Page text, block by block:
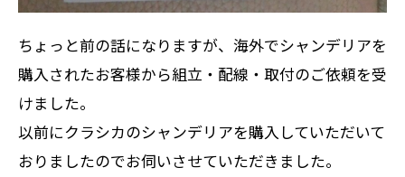
ちょっと前の話になりますが、海外でシャンデリアを
購入されたお客様から組立・配線・取付のご依頼を受
けました。
以前にクラシカのシャンデリアを購入していただいて
おりましたのでお伺いさせていただきました。